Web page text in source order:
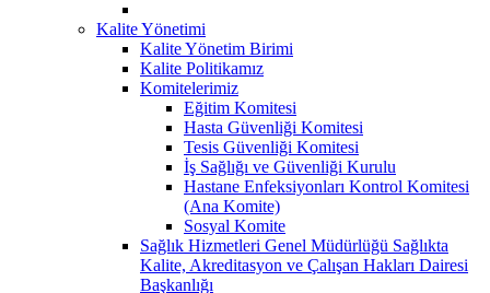
Kalite Yönetimi
Kalite Yönetim Birimi
Kalite Politikamız
Komitelerimiz
Eğitim Komitesi
Hasta Güvenliği Komitesi
Tesis Güvenliği Komitesi
İş Sağlığı ve Güvenliği Kurulu
Hastane Enfeksiyonları Kontrol Komitesi
(Ana Komite)
Sosyal Komite
Sağlık Hizmetleri Genel Müdürlüğü Sağlıkta
Kalite, Akreditasyon ve Çalışan Hakları Dairesi
Başkanlığı